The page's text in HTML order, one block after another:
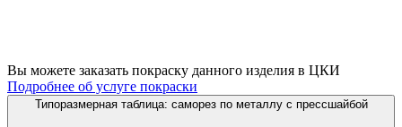
Вы можете заказать покраску данного изделия в ЦКИ
Подробнее об услуге покраски
Типоразмерная таблица: саморез по металлу с прессшайбой